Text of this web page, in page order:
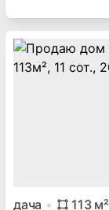
дача 113м²